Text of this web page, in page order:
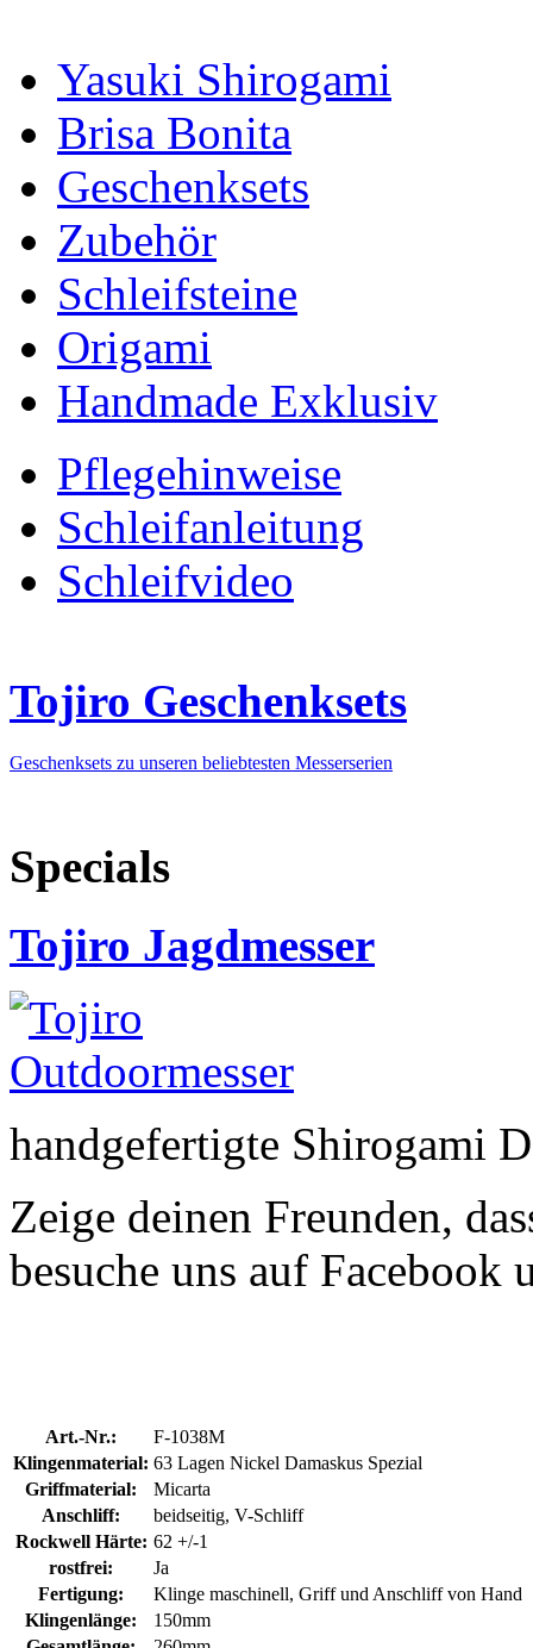
Yasuki Shirogami
Brisa Bonita
Geschenksets
Zubehör
Schleifsteine
Origami
Handmade Exklusiv
Pflegehinweise
Schleifanleitung
Schleifvideo
Tojiro Geschenksets
Geschenksets zu unseren beliebtesten Messerserien
Specials
Tojiro Jagdmesser
handgefertigte Shirogami
Zeige deinen Freunden,
besuche uns auf Facebook
Art.-Nr.:
F-1038M
Klingenmaterial: 63 Lagen Nickel Damaskus Spezial
Griffmaterial:
Micarta
Anschliff:
beidseitig, V-Schliff
Rockwell Härte: 62 +/-1
rostfrei:
Ja
Fertigung:
Klinge maschinell, Griff und Anschliff von Hand
Klingenlänge:
150mm